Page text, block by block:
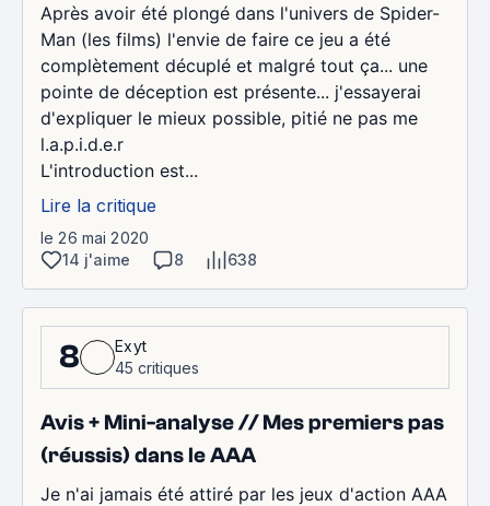
Après avoir été plongé dans l'univers de Spider-
Man (les films) l'envie de faire ce jeu a été
complètement décuplé et malgré tout ça... une
pointe de déception est présente... j'essayerai
d'expliquer le mieux possible, pitié ne pas me
l.a.p.i.d.e.r
L'introduction est...
Lire la critique
le 26 mai 2020
14 j'aime
8 638
8
Exyt
45 critiques
Avis + Mini-analyse // Mes premiers pas
(réussis) dans le AAA
Je n'ai jamais été attiré par les jeux d'action AAA